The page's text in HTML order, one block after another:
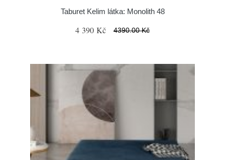
Taburet Kelim látka: Monolith 48
4 390 Kč 4390.00 Kč